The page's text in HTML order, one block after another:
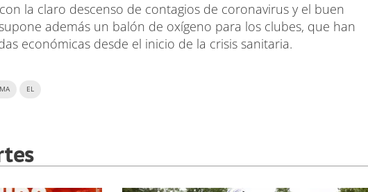
la claro descenso de contagios de coronavirus y el buen
además un balón de oxígeno para los clubes, que han
económicas desde el inicio de la crisis sanitaria.
EL